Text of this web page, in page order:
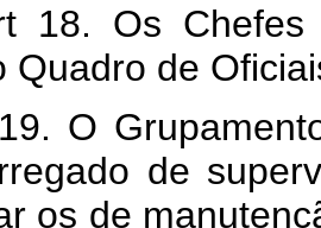
Chefes de
Quadro de
de
os de